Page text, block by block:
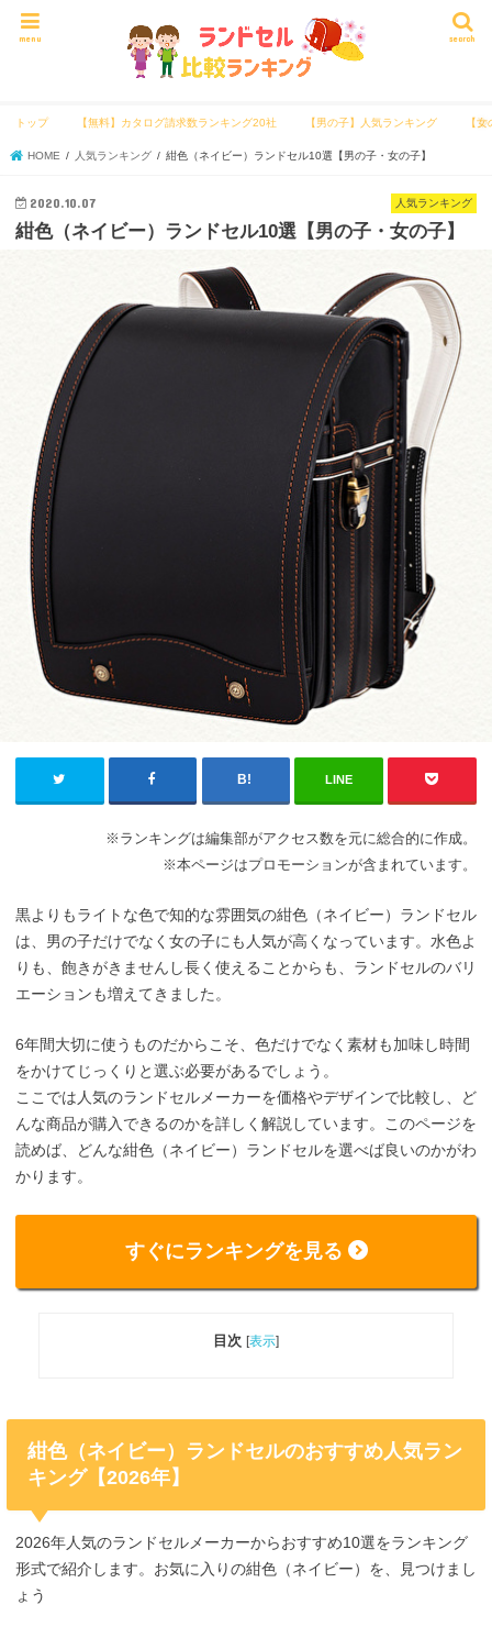
search
menu
トップ 【無料】カタログ請求数ランキング20社 【男の子】人気ランキング 【
HOME 人気ランキング 紺色（ネイビー）ランドセル10選【男の子・女の子】
人気ランキング
2020.10.07
紺色（ネイビー）ランドセル10選【男の子・女の子】
LINE
※ランキングは編集部がアクセス数を元に総合的に作成。
※本ページはプロモーションが含まれています。
黒よりもライトな色で知的な雰囲気の紺色（ネイビー）ランドセル
は、男の子だけでなく女の子にも人気が高くなっています。水色よ
りも、飽きがきませんし長く使えることからも、ランドセルのバリ
エーションも増えてきました。
6年間大切に使うものだからこそ、色だけでなく素材も加味し時間
をかけてじっくりと選ぶ必要があるでしょう。
ここでは人気のランドセルメーカーを価格やデザインで比較し、ど
んな商品が購入できるのかを詳しく解説しています。このページを
読めば、どんな紺色（ネイビー）ランドセルを選べば良いのかがわ
かります。
すぐにランキングを見る
目次 [表示]
紺色（ネイビー）ランドセルのおすすめ人気ラン
キング【2026年】
2026年人気のランドセルメーカーからおすすめ10選をランキング
形式で紹介します。お気に入りの紺色（ネイビー）を、見つけまし
ょう